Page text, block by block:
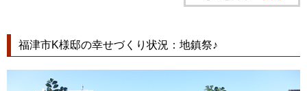
福津市K様邸の幸せづくり状況：地鎮祭♪